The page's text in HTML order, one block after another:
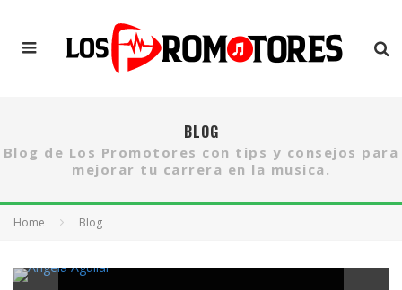
BLOG
Blog de Los Promotores con tips y consejos para
mejorar tu carrera en la musica.
Home Blog